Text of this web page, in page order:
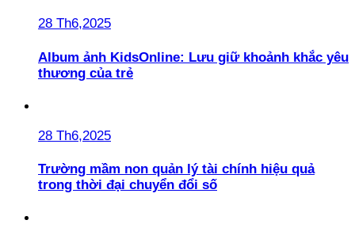
28 Th6,2025
Album ảnh KidsOnline: Lưu giữ khoảnh khắc yêu
thương của trẻ
28 Th6,2025
Trường mầm non quản lý tài chính hiệu quả
trong thời đại chuyển đổi số